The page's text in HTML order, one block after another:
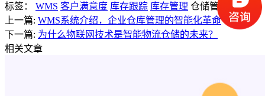
标签： WMS 客户满意度 库存跟踪 库存管理 仓储管理
上一篇: WMS系统介绍，企业仓库管理的智能化革命
下一篇: 为什么物联网技术是智能物流仓储的未来？
相关文章